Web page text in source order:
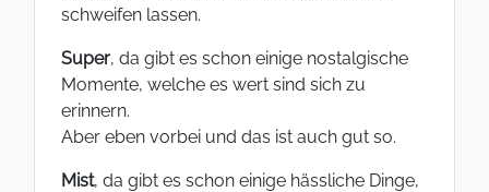
schweifen lassen.
Super, da gibt es schon einige nostalgische
Momente, welche es wert sind sich zu
erinnern.
Aber eben vorbei und das ist auch gut so.
Mist, da gibt es schon einige hässliche Dinge,